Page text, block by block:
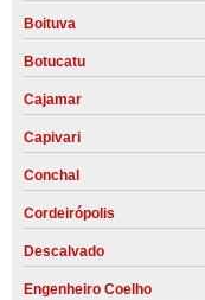
Boituva
Botucatu
Cajamar
Capivari
Conchal
Cordeirópolis
Descalvado
Engenheiro Coelho